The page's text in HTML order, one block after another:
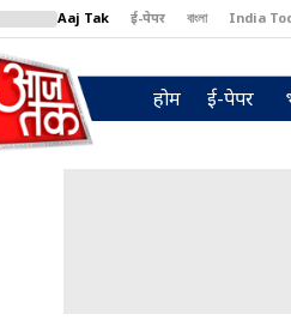
Aaj Tak ई-पेपर বাংলা India
BT Bazaar
होम ई-पेपर